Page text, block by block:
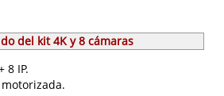
del kit 4K y 8 cámaras
8 IP.